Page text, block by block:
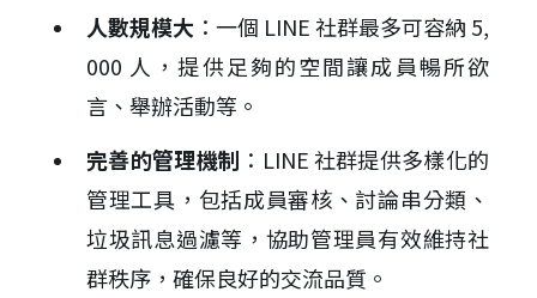
人數規模大 ：一個 LINE 社群最多可容納 5,
000 人，提供足夠的空間讓成員暢所欲
言、舉辦活動等。
完善的管理機制 ：LINE 社群提供多樣化的
管理工具，包括成員審核、討論串分類、
垃圾訊息過濾等，協助管理員有效維持社
群秩序，確保良好的交流品質。